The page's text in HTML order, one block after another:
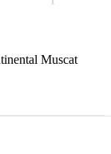
Muscat